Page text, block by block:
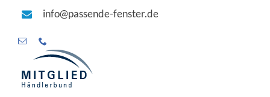
info@passende-fenster.de